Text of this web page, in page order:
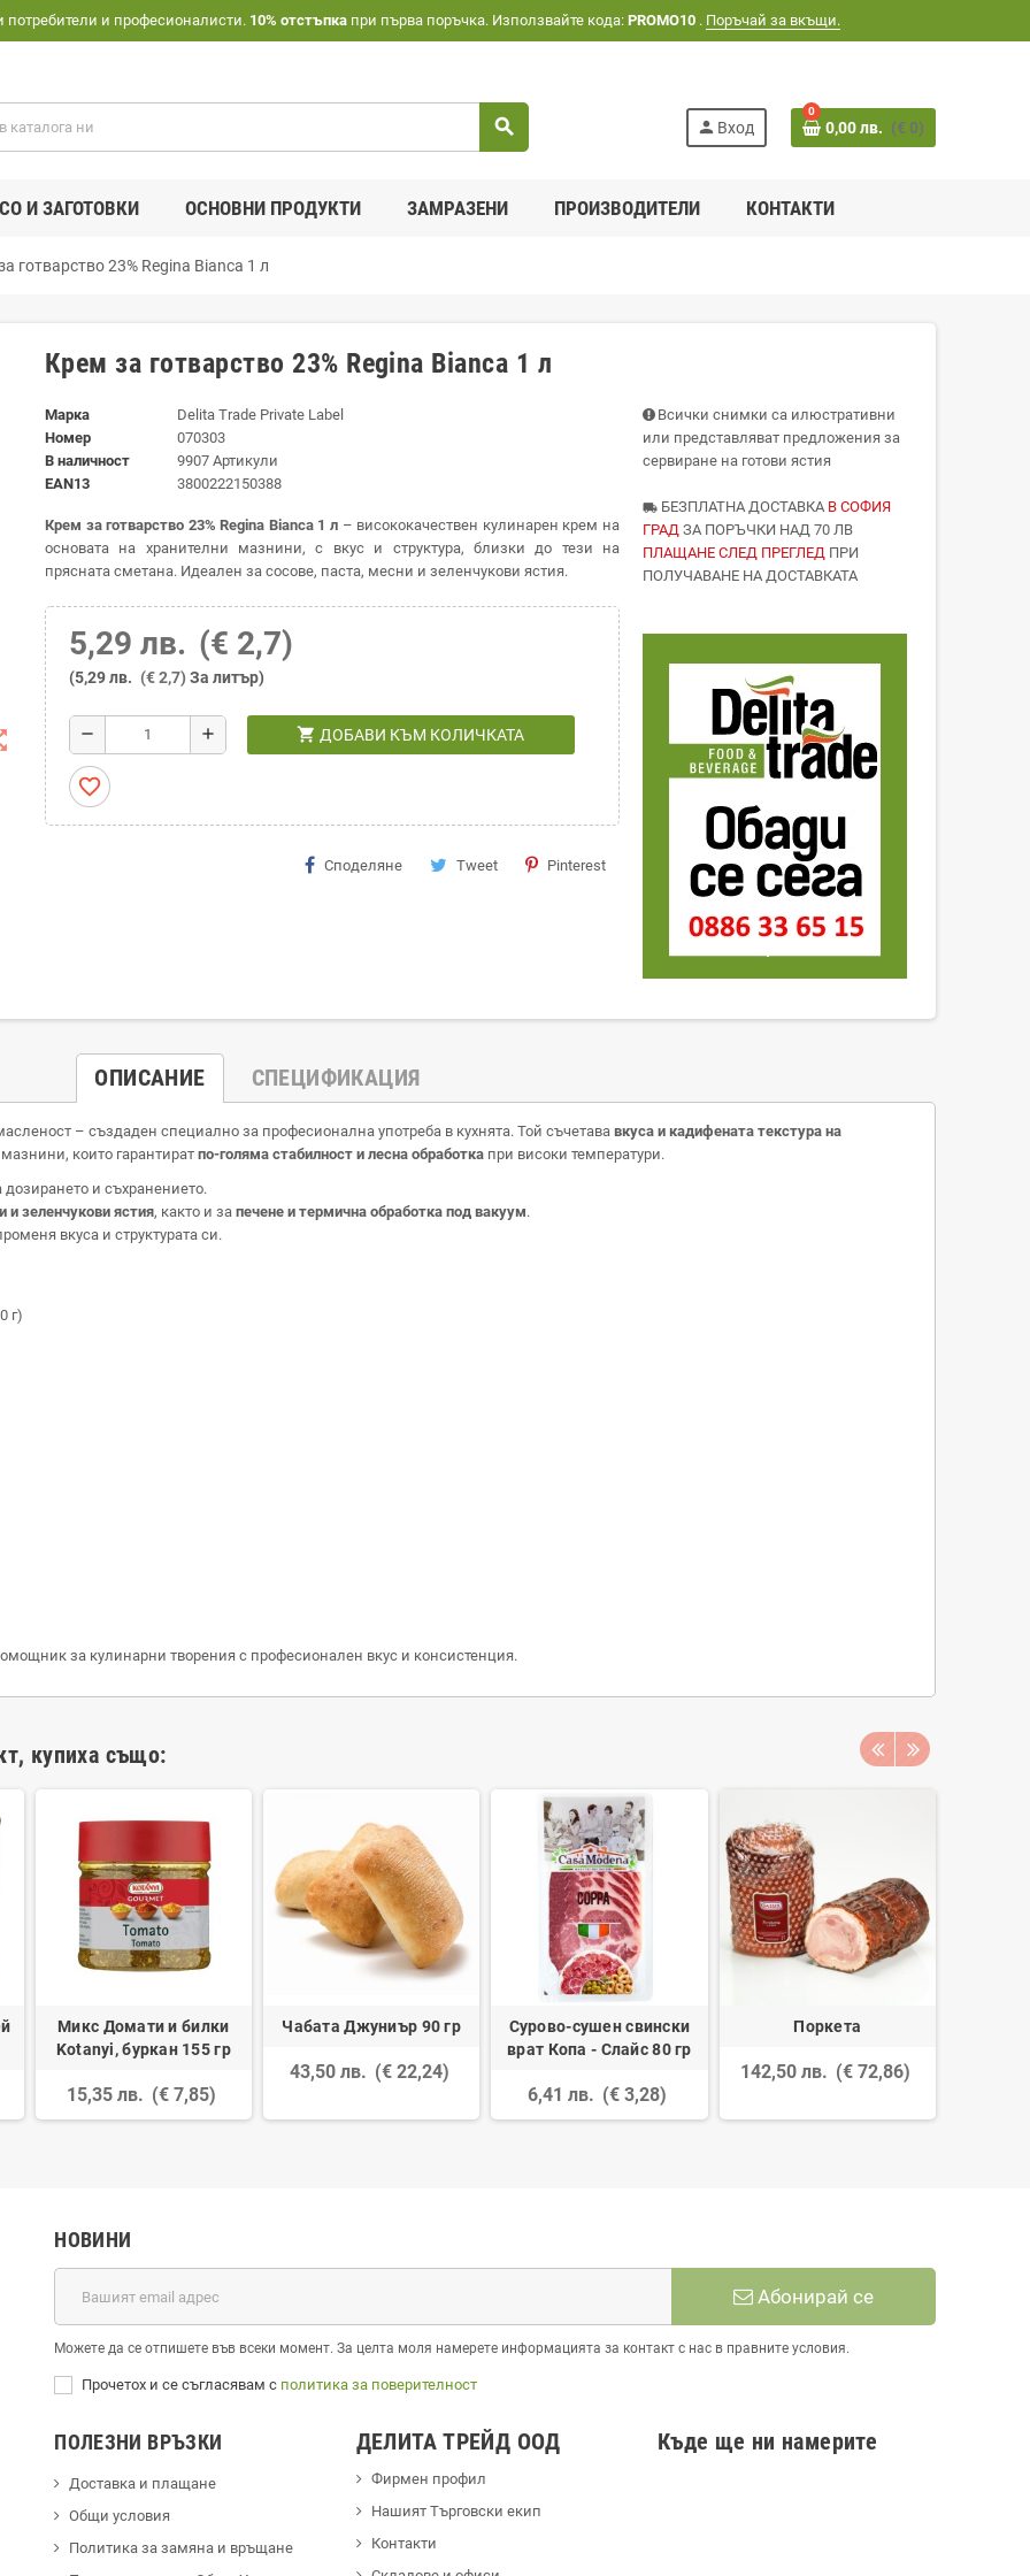
потребители и професионалисти. 10% отстъпкапри първа поръчка. Използвайте кода: PROMO10 . Поръчай за вкъщи.
search person Вход
0
0,00 лв. (€ 0)
И ЗАГОТОВКИ ОСНОВНИ ПРОДУКТИ ЗАМРАЗЕНИ ПРОИЗВОДИТЕЛИ КОНТАКТИ
готварство 23% Regina Bianca 1 л
Крем за готварство 23% Regina Bianca 1 л
Марка
Delita Trade Private Label
Номер
070303
В наличност
9907 Артикули
EAN13
3800222150388
Крем за готварство 23% Regina Bianca 1 л – висококачествен кулинарен крем на
основата на хранителни мазнини, с вкус и структура, близки до тези на
прясната сметана. Идеален за сосове, паста, месни и зеленчукови ястия.
5,29 лв. (€ 2,7)
(5,29 лв. (€ 2,7) За литър)
remove add shopping_cart ДОБАВИ КЪМ КОЛИЧКАТА
favorite_border
Споделяне Tweet Pinterest
Всички снимки са илюстративни
или представляват предложения за
сервиране на готови ястия
local_shippingБЕЗПЛАТНА ДОСТАВКА В СОФИЯ
ГРАД ЗА ПОРЪЧКИ НАД 70 ЛВ
ПЛАЩАНЕ СЛЕД ПРЕГЛЕД ПРИ
ПОЛУЧАВАНЕ НА ДОСТАВКАТА
ОПИСАНИЕ СПЕЦИФИКАЦИЯ
– създаден специално за професионална употреба в кухнята. Той съчетава вкуса и кадифената текстура на
които гарантират по-голяма стабилност и лесна обработка при високи температури.
дозирането и съхранението.
и зеленчукови ястия, както и за печене и термична обработка под вакуум.
вкуса и структурата си.
г)
за кулинарни творения с професионален вкус и консистенция.
купиха също:
Микс Домати и билки
Kotanyi, буркан 155 гр
15,35 лв. (€ 7,85)
Чабата Джуниър 90 гр
43,50 лв. (€ 22,24)
Сурово-сушен свински
врат Копа - Слайс 80 гр
6,41 лв. (€ 3,28)
Поркета
142,50 лв. (€ 72,86)
НОВИНИ
Абонирай се
Можете да се отпишете във всеки момент. За целта моля намерете информацията за контакт с нас в правните условия.
Прочетох и се съгласявам с политика за поверителност
ПОЛЕЗНИ ВРЪЗКИ
Доставка и плащане
Общи условия
Политика за замяна и връщане
ДЕЛИТА ТРЕЙД ООД
Фирмен профил
Hашият Търговски екип
Контакти
Къде ще ни намерите